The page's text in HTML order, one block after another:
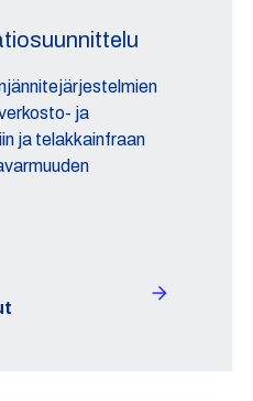
ja
ja telakkainfraan